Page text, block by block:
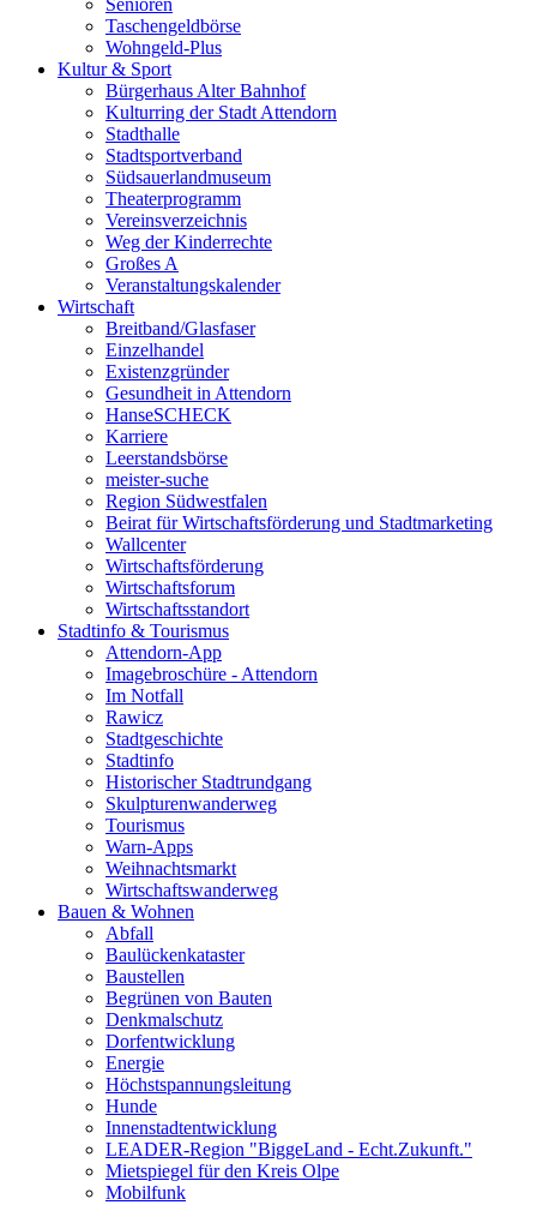
Senioren
Taschengeldbörse
Wohngeld-Plus
Kultur & Sport
Bürgerhaus Alter Bahnhof
Kulturring der Stadt Attendorn
Stadthalle
Stadtsportverband
Südsauerlandmuseum
Theaterprogramm
Vereinsverzeichnis
Weg der Kinderrechte
Großes A
Veranstaltungskalender
Wirtschaft
Breitband/Glasfaser
Einzelhandel
Existenzgründer
Gesundheit in Attendorn
HanseSCHECK
Karriere
Leerstandsbörse
meister-suche
Region Südwestfalen
Beirat für Wirtschaftsförderung und Stadtmarketing
Wallcenter
Wirtschaftsförderung
Wirtschaftsforum
Wirtschaftsstandort
Stadtinfo & Tourismus
Attendorn-App
Imagebroschüre - Attendorn
Im Notfall
Rawicz
Stadtgeschichte
Stadtinfo
Historischer Stadtrundgang
Skulpturenwanderweg
Tourismus
Warn-Apps
Weihnachtsmarkt
Wirtschaftswanderweg
Bauen & Wohnen
Abfall
Baulückenkataster
Baustellen
Begrünen von Bauten
Denkmalschutz
Dorfentwicklung
Energie
Höchstspannungsleitung
Hunde
Innenstadtentwicklung
LEADER-Region "BiggeLand - Echt.Zukunft."
Mietspiegel für den Kreis Olpe
Mobilfunk